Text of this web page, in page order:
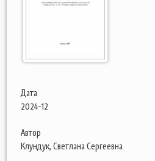
Дата
2024-12
Автор
Клундук, Светлана Сергеевна